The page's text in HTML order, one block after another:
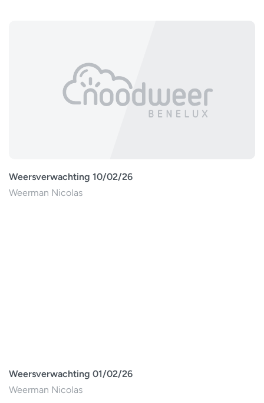
Weersverwachting 10/02/26
Weerman Nicolas
Weersverwachting 01/02/26
Weerman Nicolas